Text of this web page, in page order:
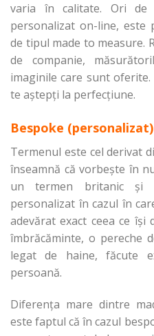
varia în calitate. Ori
personalizat on-line, este
de tipul made to measure.
de companie,
imaginile care sunt
te aștepți la perfecțiune.
Bespoke (personalizat)
Termenul este cel derivat
înseamnă că vorbește în
un termen britanic și
personalizat în cazul în
adevărat exact ceea ce își
îmbrăcăminte, o pereche
legat de haine, făcute
persoană.
Diferența mare dintre
este faptul că în cazul